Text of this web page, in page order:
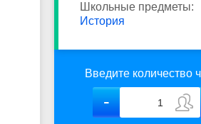
Школьные предметы:
История
Введите количество